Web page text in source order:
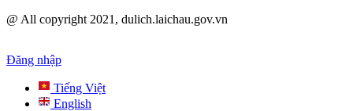
@ All copyright 2021, dulich.laichau.gov.vn
Đăng nhập
Tiếng Việt
English